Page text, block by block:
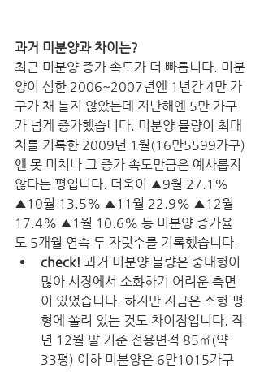
과거 미분양과 차이는?
최근 미분양 증가 속도가 더 빠릅니다. 미분
양이 심한 2006~2007년엔 1년간 4만 가
구가 채 늘지 않았는데 지난해엔 5만 가구
가 넘게 증가했습니다. 미분양 물량이 최대
치를 기록한 2009년 1월(16만5599가구)
엔 못 미치나 그 증가 속도만큼은 예사롭지
않다는 평입니다. 더욱이 ▲9월 27.1%
▲10월 13.5% ▲11월 22.9% ▲12월
17.4% ▲1월 10.6% 등 미분양 증가율
도 5개월 연속 두 자릿수를 기록했습니다.
check! 과거 미분양 물량은 중대형이
많아 시장에서 소화하기 어려운 측면
이 있었습니다. 하지만 지금은 소형 평
형에 쏠려 있는 것도 차이점입니다. 작
년 12월 말 기준 전용면적 85㎡(약
33평) 이하 미분양은 6만1015가구